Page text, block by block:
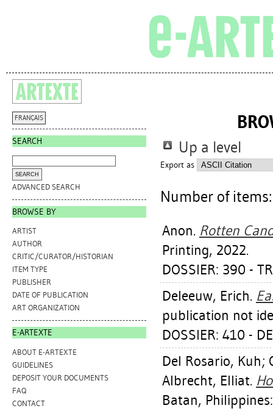
FRANÇAIS
SEARCH
ADVANCED SEARCH
BROWSE BY
ARTIST
AUTHOR
CRITIC/CURATOR/HISTORIAN
ITEM TYPE
PUBLISHER
DATE OF PUBLICATION
ART ORGANIZATION
E-ARTEXTE
ABOUT E-ARTEXTE
GUIDELINES
DEPOSIT YOUR DOCUMENTS
FAQ
CONTACT
Up a level
Export as
Number of
Anon. Rotten
Printing, 2022.
DOSSIER: 390 -
Deleeuw, Erich.
publication not
DOSSIER: 410 -
Del Rosario, Kuh;
Albrecht, Elliat.
Batan,